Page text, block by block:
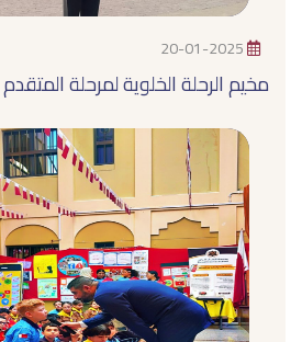
20-01-2025
مخيم الرحلة الخلوية لمرحلة